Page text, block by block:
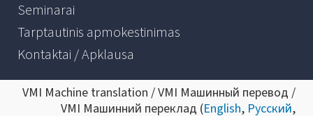
Seminarai
Tarptautinis apmokestinimas
Kontaktai / Apklausa
VMI Machine translation / VMI Машинный перевод /
VMI Машинний переклад (English, Русский,